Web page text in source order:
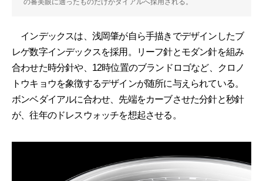
の審美眼に適ったものだけがダイアルへ採用される。
インデックスは、浅岡肇が自ら手描きでデザインしたブ
レゲ数字インデックスを採用。リーフ針とモダン針を組み
合わせた時分針や、12時位置のブランドロゴなど、クロノ
トウキョウを象徴するデザインが随所に与えられている。
ボンベダイアルに合わせ、先端をカーブさせた分針と秒針
が、往年のドレスウォッチを想起させる。